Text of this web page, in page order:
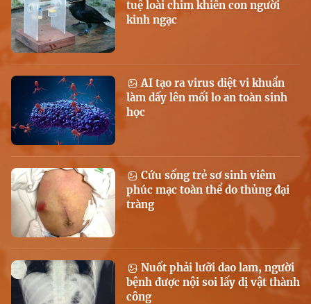
tuệ loài chim khiến con người
kinh ngạc
AI tạo ra virus diệt vi khuẩn
làm dấy lên mối lo an toàn sinh
học
Cứu sống trẻ sơ sinh viêm
phúc mạc toàn thể do thủng đại
tràng
Nuốt phải lưỡi dao lam, người
bệnh được nội soi lấy dị vật thành
công